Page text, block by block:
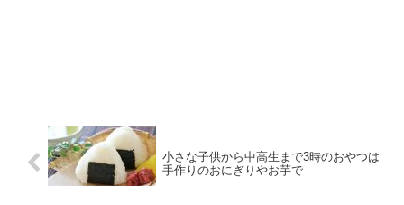
小さな子供から中高生まで3時のおやつは
手作りのおにぎりやお芋で